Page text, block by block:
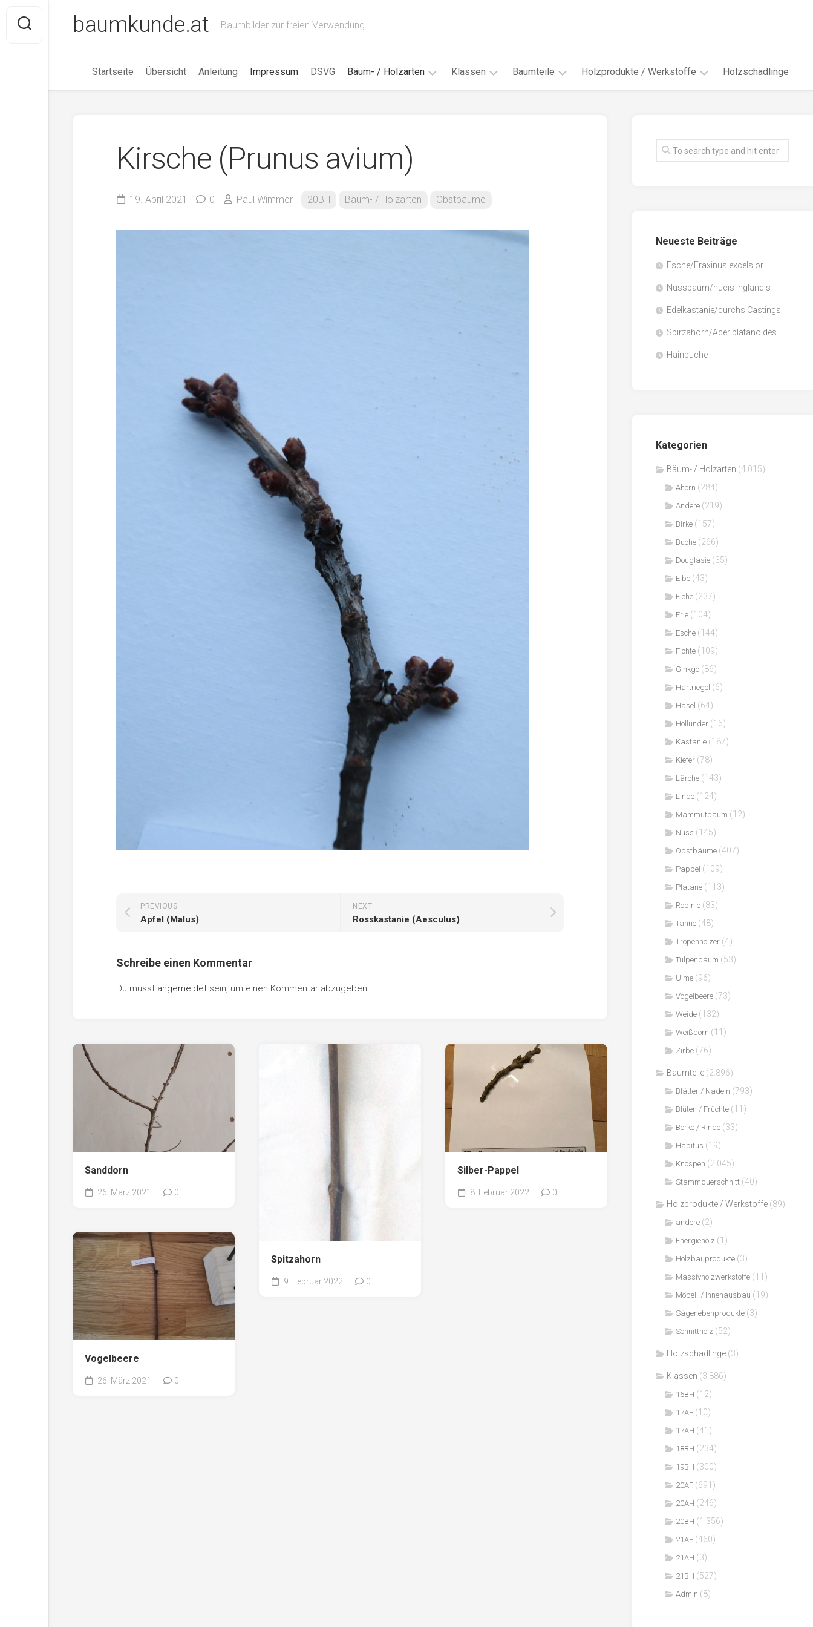
content
baumkunde.at Baumbilder zur freien Verwendung
Startseite Übersicht Anleitung Impressum DSVG Bäum- / Holzarten
Ahorn
Birke
Eibe
Robinie
Tanne
Tulpenbaum
Ulme
Vogelbeere
Weide
Weißdorn
Zirbe
Andere
Klassen
18AH
Baumteile Holzprodukte / Werkstoffe
Faserwerkstoffe
Sägenebenprodukte
Holzschädlinge
Kirsche (Prunus avium)
19. April 2021 0 Paul Wimmer 20BH Bäum- / Holzarten Obstbäume
NEXT
Rosskastanie (Aesculus)
PREVIOUS
Apfel (Malus)
Schreibe einen Kommentar
Du musst angemeldet sein, um einen Kommentar abzugeben.
Sanddorn
26. März 2021 0
Spitzahorn
9. Februar 2022 0
Silber-Pappel
8. Februar 2022 0
Vogelbeere
26. März 2021 0
Neueste Beiträge
Esche/Fraxinus excelsior
Nussbaum/nucis inglandis
Edelkastanie/durchs Castings
Spirzahorn/Acer platanoides
Hainbuche
Kategorien
Bäum- / Holzarten (4.015)
Ahorn (284)
Andere (219)
Birke (157)
Buche (266)
Douglasie (35)
Eibe (43)
Eiche (237)
Erle (104)
Esche (144)
Fichte (109)
Ginkgo (86)
Hartriegel (6)
Hasel (64)
Hollunder (16)
Kastanie (187)
Kiefer (78)
Lärche (143)
Linde (124)
Mammutbaum (12)
Nuss (145)
Obstbäume (407)
Pappel (109)
Platane (113)
Robinie (83)
Tanne (48)
Tropenhölzer (4)
Tulpenbaum (53)
Ulme (96)
Vogelbeere (73)
Weide (132)
Weißdorn (11)
Zirbe (76)
Baumteile (2.896)
Blätter / Nadeln (793)
Blüten / Früchte (11)
Borke / Rinde (33)
Habitus (19)
Knospen (2.045)
Stammquerschnitt (40)
Holzprodukte / Werkstoffe (89)
andere (2)
Energieholz (1)
Holzbauprodukte (3)
Massivholzwerkstoffe (11)
Möbel- / Innenausbau (19)
Sägenebenprodukte (3)
Schnittholz (52)
Holzschädlinge (3)
Klassen (3.886)
16BH (12)
17AF (10)
17AH (41)
18BH (234)
19BH (300)
20AF (691)
20AH (246)
20BH (1.356)
21AF (460)
21AH (3)
21BH (527)
Admin (8)